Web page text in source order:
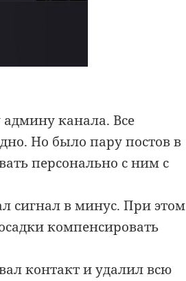
канала. Все
Но было пару постов в
персонально с ним с
сигнал в минус. При этом
компенсировать
контакт и удалил всю